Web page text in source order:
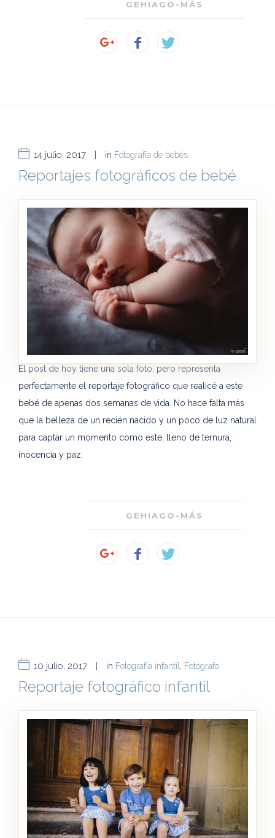
GEHIAGO-MÁS
14 julio, 2017 | in Fotografía de bebés
Reportajes fotográficos de bebé
El post de hoy tiene una sola foto, pero representa
perfectamente el reportaje fotográfico que realicé a este
bebé de apenas dos semanas de vida. No hace falta más
que la belleza de un recién nacido y un poco de luz natural
para captar un momento como este, lleno de ternura,
inocencia y paz.
GEHIAGO-MÁS
10 julio, 2017 | in Fotografía infantil, Fotógrafo
Reportaje fotográfico infantil